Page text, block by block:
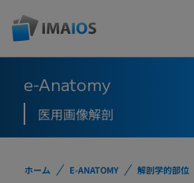
e-Anatomy
医用画像解剖
ホーム E-ANATOMY 解剖学的部位